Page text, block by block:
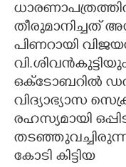
തീരുമാനിച്ചത്
പിണറായി
ഒക്ടോബറിൽ
വിദ്യാഭ്യാസ
രഹസ്യമായി
കോടി കിട്ടിയ